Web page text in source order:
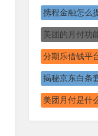
携程金融怎么
美团的月付功
分期乐借钱平
揭秘京东白条
美团月付是什